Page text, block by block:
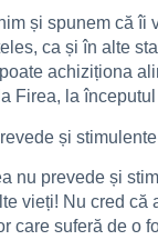
și spunem că îi
ca și în alte
achiziționa
Firea, la
și
nu prevede și
vieți! Nu cred că
care suferă de o